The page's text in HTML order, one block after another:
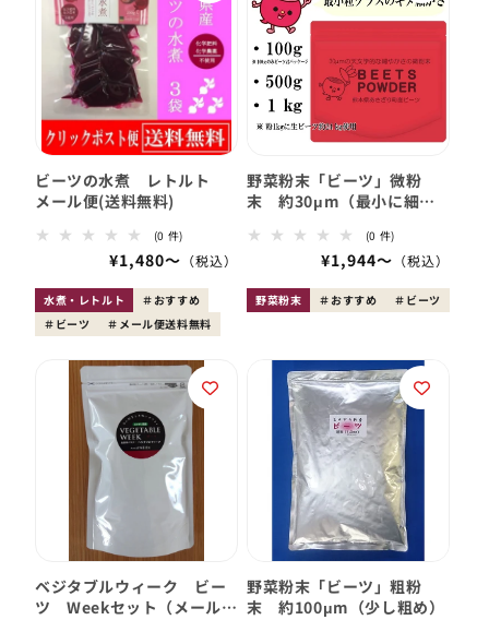
ビーツの水煮 レトルト
メール便(送料無料)
(0 件)
ビ
ー
数
の
合
会
価
格
¥1,480〜
水煮・レトルト
おすすめ
ビーツ
メール便送料無料
野菜粉末「ビーツ」微粉
末 約30μm（最小に細か
(0 件)
ビ
ー
数
会
価
¥1,944〜
野菜粉末 おすすめ ビーツ
ベジタブルウィーク ビー
ツ Weekセット（メール
野菜粉末「ビーツ」粗粉
末 約100μm（少し粗め）